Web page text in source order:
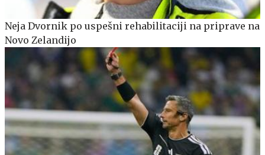
Neja Dvornik po uspešni rehabilitaciji na priprave na
Novo Zelandijo